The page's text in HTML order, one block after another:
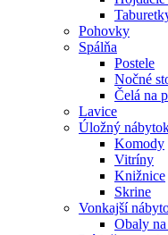
Pohovky
Spálňa
Postele
Nočné
Čelá na
Lavice
Úložný
Komody
Vitríny
Knižnice
Skrine
Vonkajší
Obaly